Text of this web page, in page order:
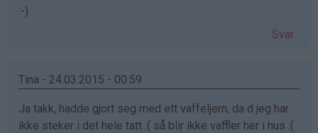
:-)
Svar
Tina - 24.03.2015 - 00:59
Ja takk, hadde gjort seg med ett vaffeljern, da d jeg har
ikke steker i det hele tatt :( så blir ikke vaffler her i hus :(